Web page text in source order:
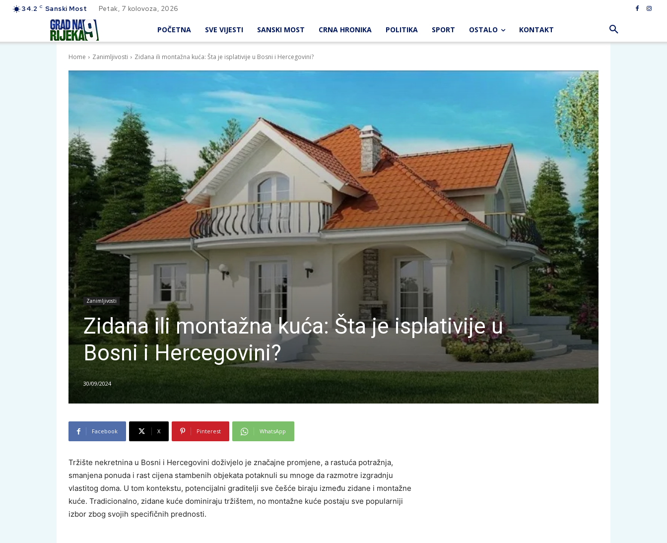
34.2 C Sanski Most Petak, 7 kolovoza, 2026
POČETNA SVE VIJESTI SANSKI MOST CRNA HRONIKA POLITIKA SPORT OSTALO KONTAKT
Home Zanimljivosti Zidana ili montažna kuća: Šta je isplativije u Bosni i Hercegovini?
Zanimljivosti
Zidana ili montažna kuća: Šta je isplativije u
Bosni i Hercegovini?
30/09/2024
Facebook X Pinterest WhatsApp
Tržište nekretnina u Bosni i Hercegovini doživjelo je značajne promjene, a rastuća potražnja,
smanjena ponuda i rast cijena stambenih objekata potaknuli su mnoge da razmotre izgradnju
vlastitog doma. U tom kontekstu, potencijalni graditelji sve češće biraju između zidane i montažne
kuće. Tradicionalno, zidane kuće dominiraju tržištem, no montažne kuće postaju sve popularniji
izbor zbog svojih specifičnih prednosti.